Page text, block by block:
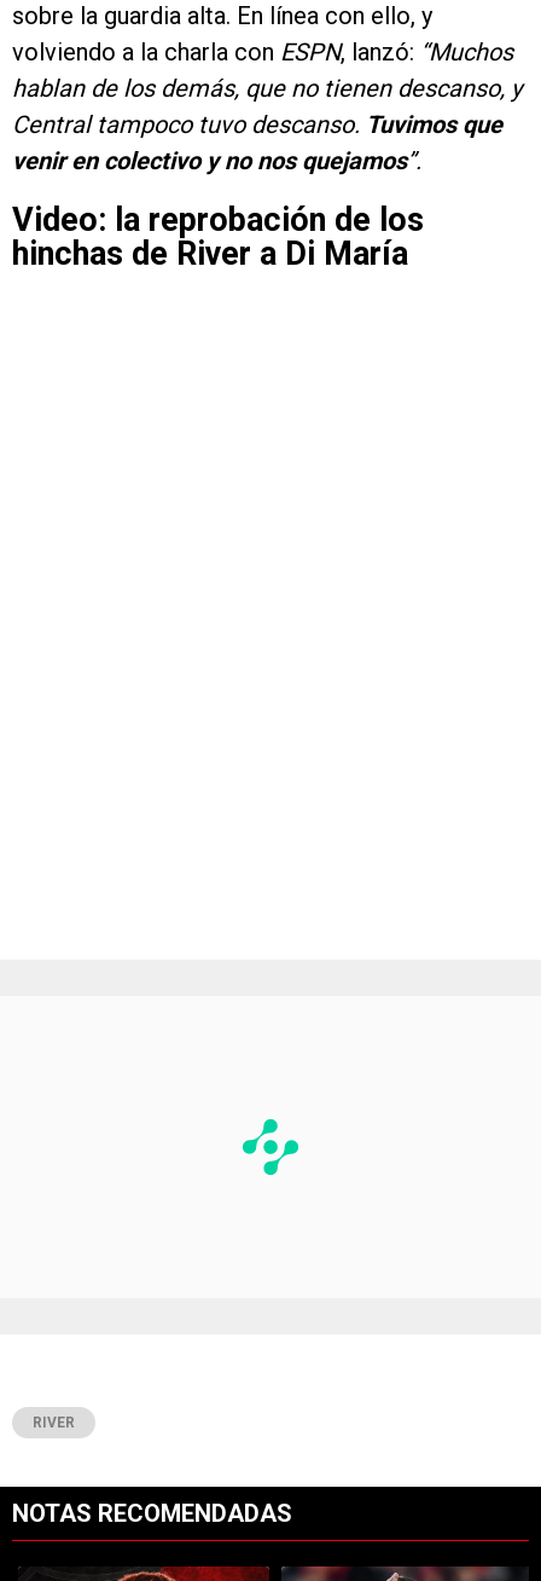
sobre la guardia alta. En línea con ello, y
volviendo a la charla con ESPN, lanzó: “Muchos
hablan de los demás, que no tienen descanso, y
Central tampoco tuvo descanso. Tuvimos que
venir en colectivo y no nos quejamos”.
Video: la reprobación de los
hinchas de River a Di María
RIVER
NOTAS RECOMENDADAS